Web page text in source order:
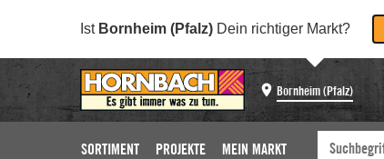
Ist Bornheim (Pfalz) Dein richtiger Markt?
Bornheim (Pfalz)
SORTIMENT PROJEKTE MEIN MARKT